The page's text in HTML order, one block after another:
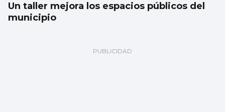
Un taller mejora los espacios públicos del
municipio